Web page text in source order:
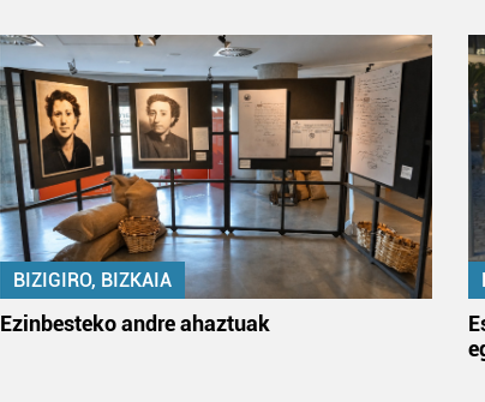
BIZIGIRO, BIZKAIA
Ezinbesteko andre ahaztuak